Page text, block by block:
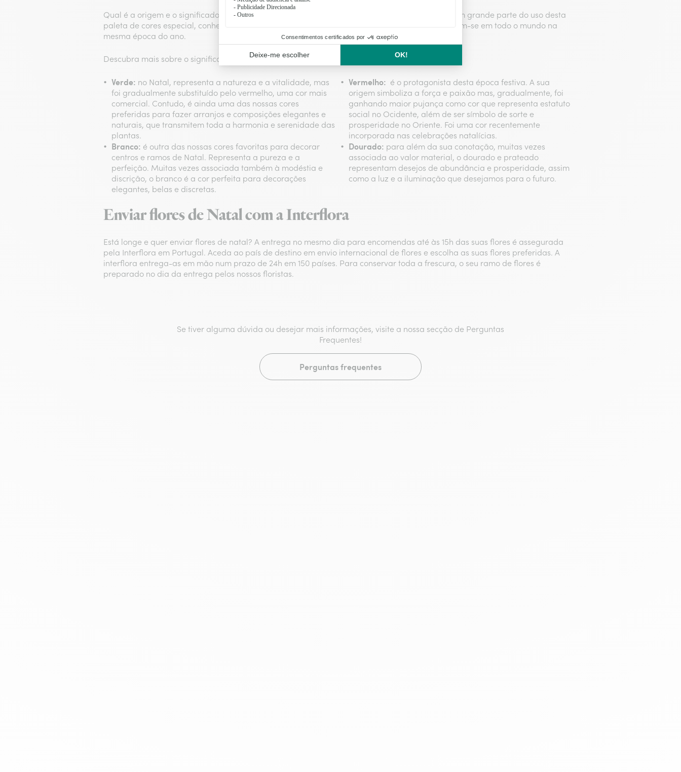
Qual é a origem e o significado das cores utilizadas no Natal? A decoração natalícia depende em grande parte do uso desta
paleta de cores especial, conhecida por todos. As cores utilizadas na decoração de Natal repetem-se em todo o mundo na
mesma época do ano.
Descubra mais sobre o significado das cores natalícias:
Verde: no Natal, representa a natureza e a vitalidade, mas
foi gradualmente substituído pelo vermelho, uma cor mais
comercial. Contudo, é ainda uma das nossas cores
preferidas para fazer arranjos e composições elegantes e
naturais, que transmitem toda a harmonia e serenidade das
plantas.
Vermelho: é o protagonista desta época festiva. A sua
origem simboliza a força e paixão mas, gradualmente, foi
ganhando maior pujança como cor que representa estatuto
social no Ocidente, além de ser símbolo de sorte e
prosperidade no Oriente. Foi uma cor recentemente
incorporada nas celebrações natalícias.
Branco: é outra das nossas cores favoritas para decorar
centros e ramos de Natal. Representa a pureza e a
perfeição. Muitas vezes associada também à modéstia e
discrição, o branco é a cor perfeita para decorações
elegantes, belas e discretas.
Dourado: para além da sua conotação, muitas vezes
associada ao valor material, o dourado e prateado
representam desejos de abundância e prosperidade, assim
como a luz e a iluminação que desejamos para o futuro.
Enviar flores de Natal com a Interflora
Está longe e quer enviar flores de natal? A entrega no mesmo dia para encomendas até às 15h das suas flores é assegurada
pela Interflora em Portugal. Aceda ao país de destino em envio internacional de flores e escolha as suas flores preferidas. A
interflora entrega-as em mão num prazo de 24h em 150 países. Para conservar toda a frescura, o seu ramo de flores é
preparado no dia da entrega pelos nossos floristas.
Se tiver alguma dúvida ou desejar mais informações, visite a nossa secção de Perguntas
Frequentes!
Perguntas frequentes